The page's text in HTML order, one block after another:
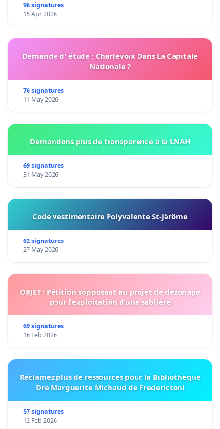
96 signatures
15 Apr 2026
Demande d' étude : Charlevoix Dans La Capitale
Nationale ?
76 signatures
11 May 2026
Demandons plus de transparence a la LNAH
69 signatures
31 May 2026
Code vestimentaire Polyvalente St-Jérôme
62 signatures
27 May 2026
OBJET : Pétition s’opposant au projet de dézonage
pour l’exploitation d’une sablière
69 signatures
16 Feb 2026
Réclamez plus de ressources pour la Bibliothèque
Dre Marguerite Michaud de Fredericton!
57 signatures
12 Feb 2026